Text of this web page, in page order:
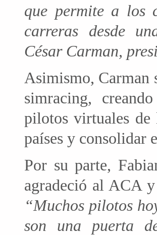
que permite a los
carreras desde
César Carman,
Asimismo, Carman
simracing,
pilotos virtuales de
países y consolidar
Por su parte,
agradeció al ACA
“Muchos pilotos
son una puerta